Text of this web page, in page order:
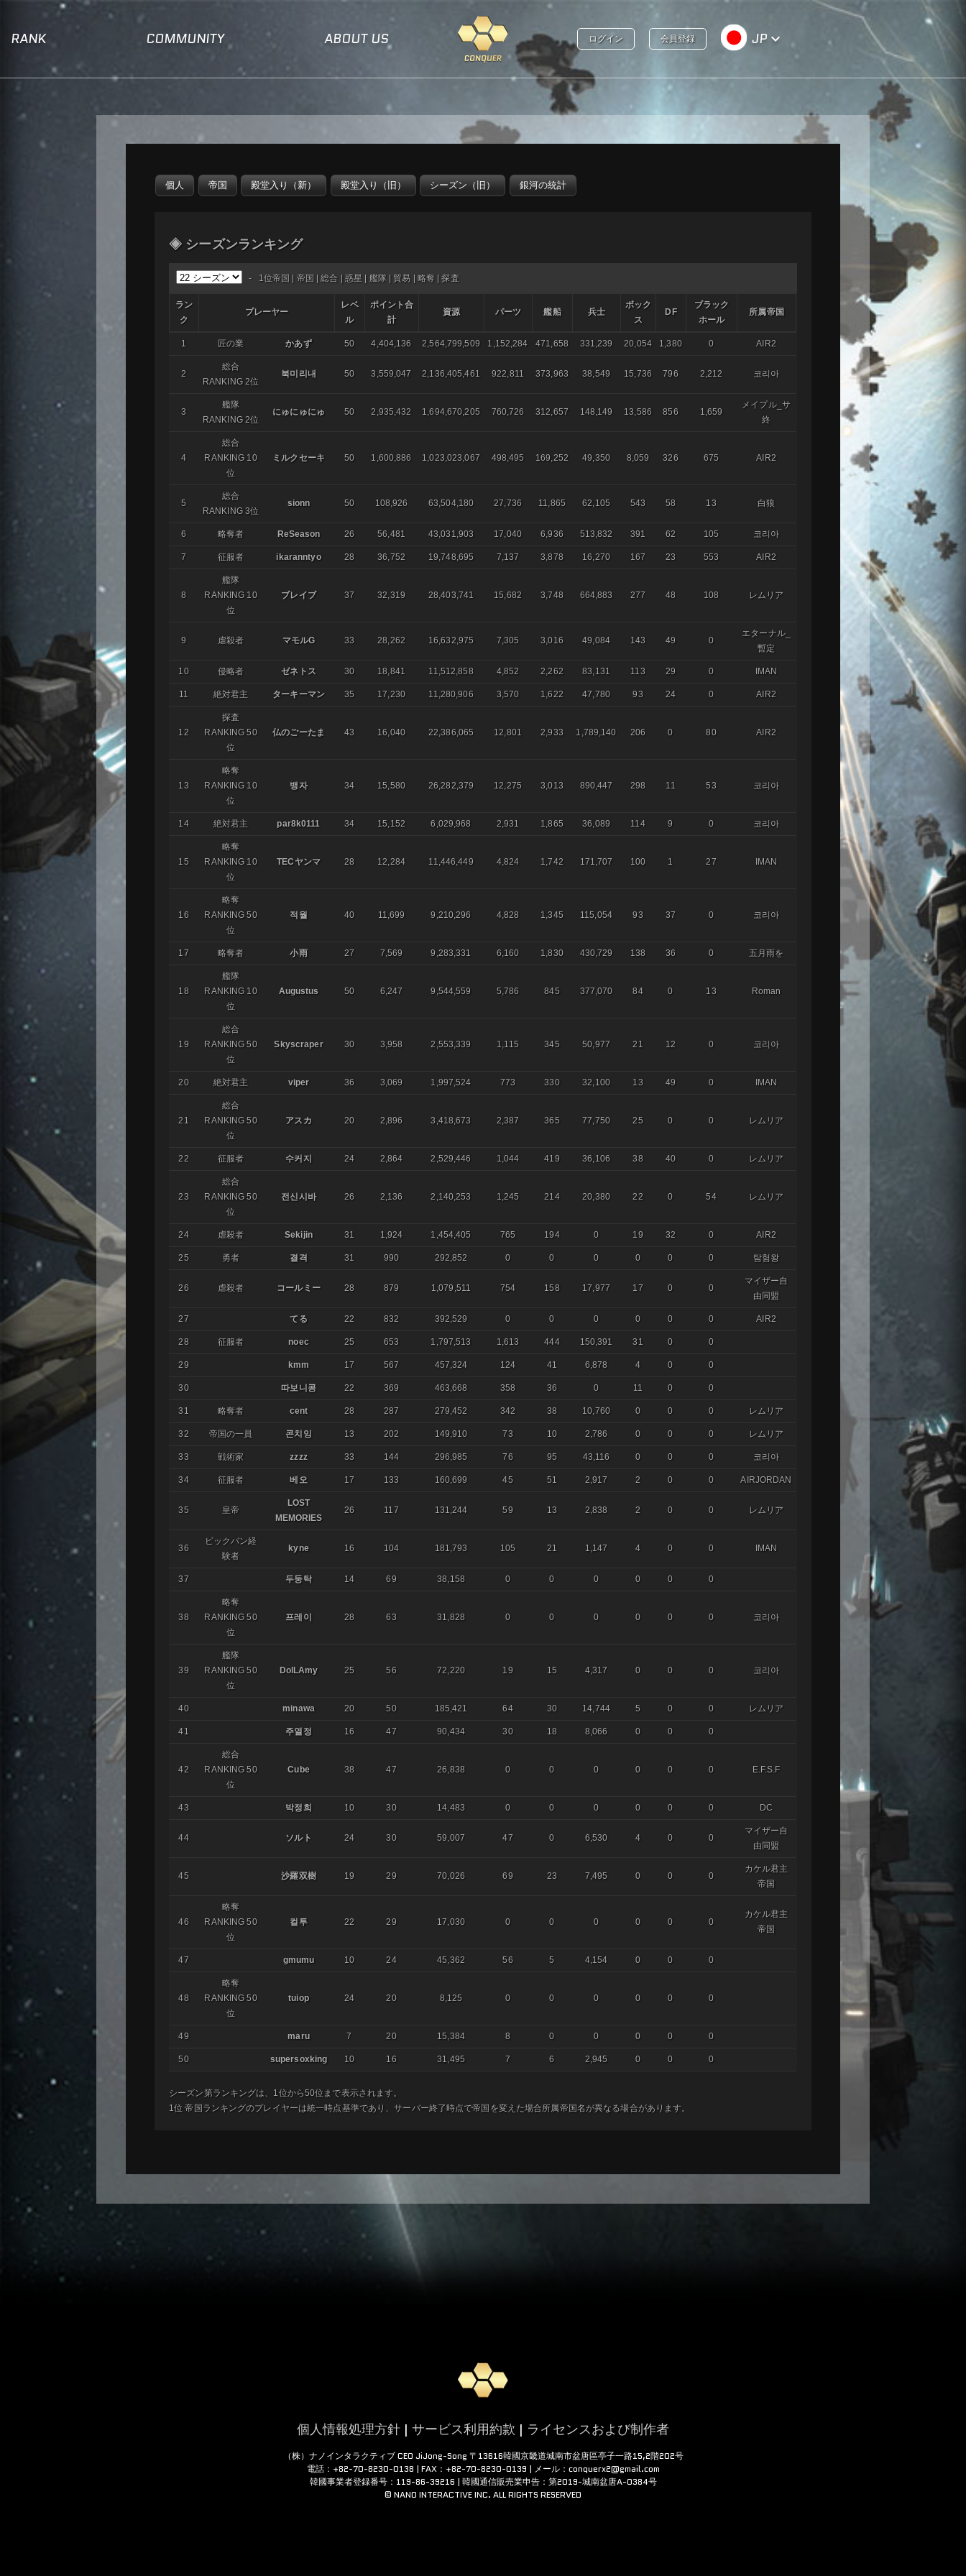
RANK COMMUNITY ABOUT US ログイン 会員登録 JP keyboard_arrow_down
◈ シーズンランキング
- 1位帝国 帝国 |総合 惑星 艦隊 貿易 略奪 |探査
ラン
ク
プレーヤー
レベ
ル
ポイント合
計
資源 パーツ 艦船 兵士
ボック
ス
DF
ブラック
ホール
所属帝国
1 匠の業 かあず 50 4,404,136 2,564,799,509 1,152,284 471,658 331,239 20,054 1,380 0 AIR2
2
総合
RANKING 2位
북미리내 50 3,559,047 2,136,405,461 922,811 373,963 38,549 15,736 796 2,212 코리아
3
艦隊
RANKING 2位
にゅにゅにゅ 50 2,935,432 1,694,670,205 760,726 312,657 148,149 13,586 856 1,659
メイプル_サ
終
4
総合
RANKING 10
位
ミルクセーキ 50 1,600,886 1,023,023,067 498,495 169,252 49,350 8,059 326 675 AIR2
5
総合
RANKING 3位
sionn 50 108,926 63,504,180 27,736 11,865 62,105 543 58 13 白狼
6 略奪者 ReSeason 26 56,481 43,031,903 17,040 6,936 513,832 391 62 105 코리아
7 征服者 ikaranntyo 28 36,752 19,748,695 7,137 3,878 16,270 167 23 553 AIR2
8
艦隊
RANKING 10
位
ブレイブ 37 32,319 28,403,741 15,682 3,748 664,883 277 48 108 レムリア
9 虐殺者 マモルG 33 28,262 16,632,975 7,305 3,016 49,084 143 49 0
エターナル_
暫定
10 侵略者 ゼネトス 30 18,841 11,512,858 4,852 2,262 83,131 113 29 0 IMAN
11 絶対君主 ターキーマン 35 17,230 11,280,906 3,570 1,622 47,780 93 24 0 AIR2
12
探査
RANKING 50
位
仏のごーたま 43 16,040 22,386,065 12,801 2,933 1,789,140 206 0 80 AIR2
13
略奪
RANKING 10
位
뱅자 34 15,580 26,282,379 12,275 3,013 890,447 298 11 53 코리아
14 絶対君主 par8k0111 34 15,152 6,029,968 2,931 1,865 36,089 114 9 0 코리아
15
略奪
RANKING 10
位
TECヤンマ 28 12,284 11,446,449 4,824 1,742 171,707 100 1 27 IMAN
16
略奪
RANKING 50
位
적월 40 11,699 9,210,296 4,828 1,345 115,054 93 37 0 코리아
17 略奪者 小雨 27 7,569 9,283,331 6,160 1,830 430,729 138 36 0 五月雨を
18
艦隊
RANKING 10
位
Augustus 50 6,247 9,544,559 5,786 845 377,070 84 0 13 Roman
19
総合
RANKING 50
位
Skyscraper 30 3,958 2,553,339 1,115 345 50,977 21 12 0 코리아
20 絶対君主 viper 36 3,069 1,997,524 773 330 32,100 13 49 0 IMAN
21
総合
RANKING 50
位
アスカ 20 2,896 3,418,673 2,387 365 77,750 25 0 0 レムリア
22 征服者 수커지 24 2,864 2,529,446 1,044 419 36,106 38 40 0 レムリア
23
総合
RANKING 50
位
전신시바 26 2,136 2,140,253 1,245 214 20,380 22 0 54 レムリア
24 虐殺者 Sekijin 31 1,924 1,454,405 765 194 0 19 32 0 AIR2
25 勇者 결격 31 990 292,852 0 0 0 0 0 0 탐험왕
26 虐殺者 コールミー 28 879 1,079,511 754 158 17,977 17 0 0
マイザー自
由同盟
27 てる 22 832 392,529 0 0 0 0 0 0 AIR2
28 征服者 noec 25 653 1,797,513 1,613 444 150,391 31 0 0
29 kmm 17 567 457,324 124 41 6,878 4 0 0
30 따보니콩 22 369 463,668 358 36 0 11 0 0
31 略奪者 cent 28 287 279,452 342 38 10,760 0 0 0 レムリア
32 帝国の一員 콘치잉 13 202 149,910 73 10 2,786 0 0 0 レムリア
33 戦術家 zzzz 33 144 296,985 76 95 43,116 0 0 0 코리아
34 征服者 베오 17 133 160,699 45 51 2,917 2 0 0 AIRJORDAN
35 皇帝
LOST
MEMORIES
26 117 131,244 59 13 2,838 2 0 0 レムリア
36
ビックバン経
験者
kyne 16 104 181,793 105 21 1,147 4 0 0 IMAN
37 두둥탁 14 69 38,158 0 0 0 0 0 0
38
略奪
RANKING 50
位
프레이 28 63 31,828 0 0 0 0 0 0 코리아
39
艦隊
RANKING 50
位
DolLAmy 25 56 72,220 19 15 4,317 0 0 0 코리아
40 minawa 20 50 185,421 64 30 14,744 5 0 0 レムリア
41 주열정 16 47 90,434 30 18 8,066 0 0 0
42
総合
RANKING 50
位
Cube 38 47 26,838 0 0 0 0 0 0 E.F.S.F
43 박정희 10 30 14,483 0 0 0 0 0 0 DC
44 ソルト 24 30 59,007 47 0 6,530 4 0 0
マイザー自
由同盟
45 沙羅双樹 19 29 70,026 69 23 7,495 0 0 0
カケル君主
帝国
46
略奪
RANKING 50
位
컬투 22 29 17,030 0 0 0 0 0 0
カケル君主
帝国
47 gmumu 10 24 45,362 56 5 4,154 0 0 0
48
略奪
RANKING 50
位
tuiop 24 20 8,125 0 0 0 0 0 0
49 maru 7 20 15,384 8 0 0 0 0 0
50 supersoxking 10 16 31,495 7 6 2,945 0 0 0
シーズン第ランキングは、1位から50位まで表示されます。
1位 帝国ランキングのプレイヤーは統一時点基準であり、サーバー終了時点で帝国を変えた場合所属帝国名が異なる場合があります。
個人情報処理方針 | サービス利用約款 | ライセンスおよび制作者
（株）ナノインタラクティブ CEO JiJong-Song 〒13616韓國京畿道城南市盆唐區亭子一路15,2階202号
電話：+82-70-8230-0138 | FAX：+82-70-8230-0139 | メール：conquerx2@gmail.com
韓國事業者登録番号：119-86-39216 | 韓國通信販売業申告：第2019-城南盆唐A-0384号
© NANO INTERACTIVE INC. ALL RIGHTS RESERVED